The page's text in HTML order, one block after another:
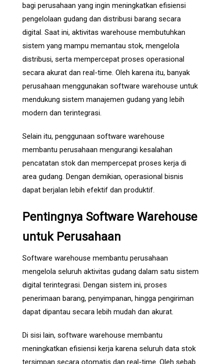
bagi perusahaan yang ingin meningkatkan efisiensi
pengelolaan gudang dan distribusi barang secara
digital. Saat ini, aktivitas warehouse membutuhkan
sistem yang mampu memantau stok, mengelola
distribusi, serta mempercepat proses operasional
secara akurat dan real-time. Oleh karena itu, banyak
perusahaan menggunakan software warehouse untuk
mendukung sistem manajemen gudang yang lebih
modern dan terintegrasi.
Selain itu, penggunaan software warehouse
membantu perusahaan mengurangi kesalahan
pencatatan stok dan mempercepat proses kerja di
area gudang. Dengan demikian, operasional bisnis
dapat berjalan lebih efektif dan produktif.
Pentingnya Software Warehouse
untuk Perusahaan
Software warehouse membantu perusahaan
mengelola seluruh aktivitas gudang dalam satu sistem
digital terintegrasi. Dengan sistem ini, proses
penerimaan barang, penyimpanan, hingga pengiriman
dapat dipantau secara lebih mudah dan akurat.
Di sisi lain, software warehouse membantu
meningkatkan efisiensi kerja karena seluruh data stok
tersimpan secara otomatis dan real-time. Oleh sebab